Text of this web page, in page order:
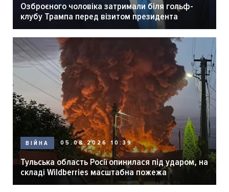
Озброєного чоловіка затримали біля гольф-
клубу Трампа перед візитом президента
ВІЙНА 05.08.2026 10:39
Тульська область Росії опинилася під ударом, на
складі Wildberries масштабна пожежа